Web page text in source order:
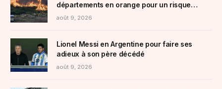
départements en orange pour un risque
« élevé »
août 9, 2026
Lionel Messi en Argentine pour faire ses
adieux à son père décédé
août 9, 2026